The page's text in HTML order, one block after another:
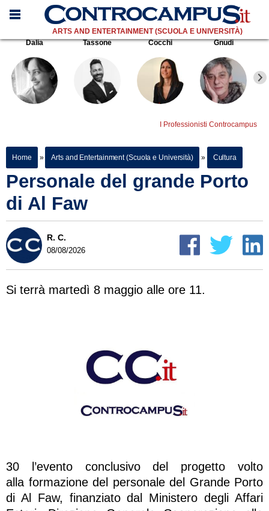
ARTS AND ENTERTAINMENT (SCUOLA E UNIVERSITÀ)
Dalia
Tassone Cocchi Gnudi
I Professionisti Controcampus
Home » Arts and Entertainment (Scuola e Università) » Cultura
Personale del grande Porto
di Al Faw
R. C.
08/08/2026
Si terrà martedì 8 maggio alle ore 11.
30 l’evento conclusivo del progetto volto
alla formazione del personale del Grande Porto
di Al Faw, finanziato dal Ministero degli Affari